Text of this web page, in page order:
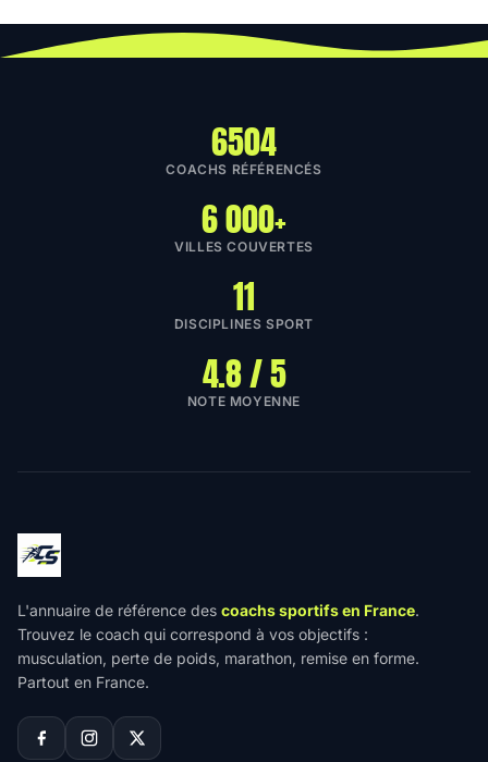
6504
COACHS RÉFÉRENCÉS
6 000+
VILLES COUVERTES
11
DISCIPLINES SPORT
4.8 / 5
NOTE MOYENNE
L'annuaire de référence des coachs sportifs en France.
Trouvez le coach qui correspond à vos objectifs :
musculation, perte de poids, marathon, remise en forme.
Partout en France.